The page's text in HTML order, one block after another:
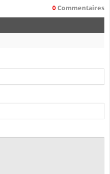
0 Commentaires